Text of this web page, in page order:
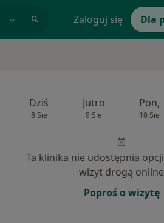
Zaloguj się Dla
Dziś
8 Sie
Jutro
9 Sie
Pon,
10 Sie
Ta klinika nie udostępnia
wizyt drogą online
Poproś o wizytę